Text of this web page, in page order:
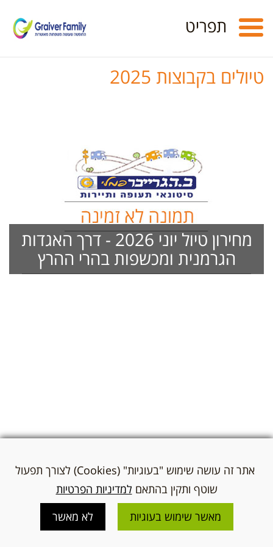
Toggle
navigation
תפריט
טיולים בקבוצות 2025
מחירון טיול יוני 2026 - דרך האגדות
הגרמנית ומכשפות בהרי ההרץ
אתר זה עושה שימוש "בעוגיות" (Cookies) לצורך תפעול
שוטף ותקין בהתאם למדיניות הפרטיות
מאשר שימוש בעוגיות
לא מאשר